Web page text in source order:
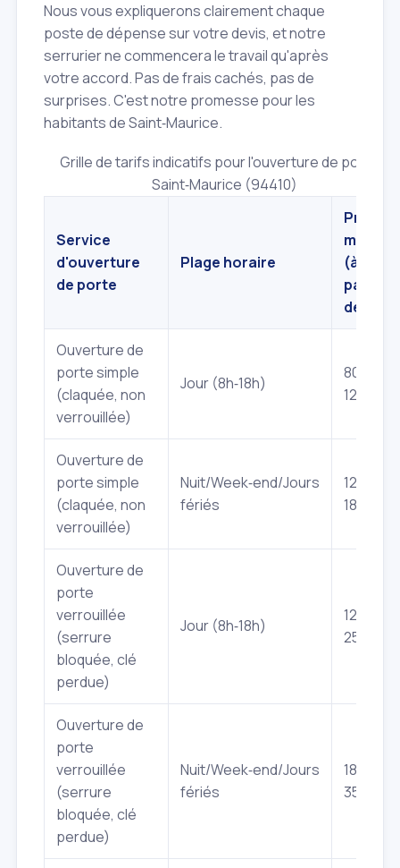
Nous vous expliquerons clairement chaque
poste de dépense sur votre devis, et notre
serrurier ne commencera le travail qu'après
votre accord. Pas de frais cachés, pas de
surprises. C'est notre promesse pour les
habitants de Saint‑Maurice.
Grille de tarifs indicatifs pour l'ouverture de porte à
Saint‑Maurice (94410)
Service
d'ouverture
de porte
Plage horaire
Prix
moyen
(à
partir
de) *
Ouverture de
porte simple
(claquée, non
verrouillée)
Jour (8h‑18h)
80€ -
120€
Ouverture de
porte simple
(claquée, non
verrouillée)
Nuit/Week‑end/Jours
fériés
120€ -
180€
Ouverture de
porte
verrouillée
(serrure
bloquée, clé
perdue)
Jour (8h‑18h)
120€ -
250€
Ouverture de
porte
verrouillée
(serrure
bloquée, clé
perdue)
Nuit/Week‑end/Jours
fériés
180€ -
350€